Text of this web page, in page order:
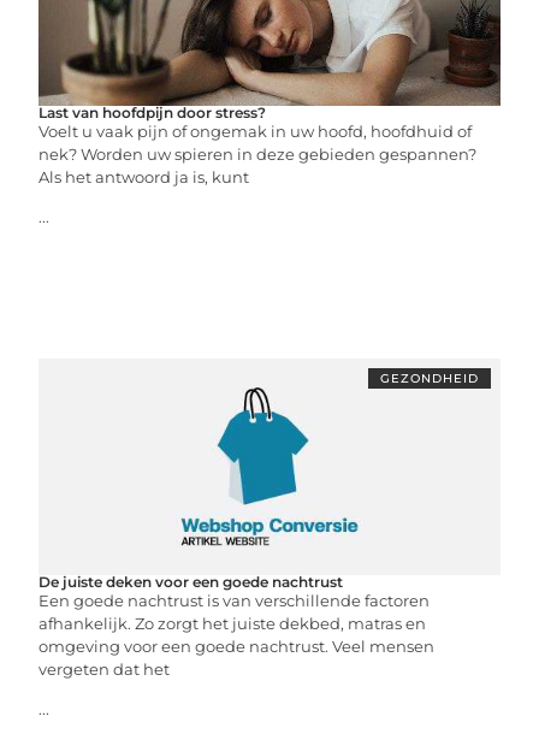
Last van hoofdpijn door stress?
Voelt u vaak pijn of ongemak in uw hoofd, hoofdhuid of
nek? Worden uw spieren in deze gebieden gespannen?
Als het antwoord ja is, kunt
...
GEZONDHEID
De juiste deken voor een goede nachtrust
Een goede nachtrust is van verschillende factoren
afhankelijk. Zo zorgt het juiste dekbed, matras en
omgeving voor een goede nachtrust. Veel mensen
vergeten dat het
...